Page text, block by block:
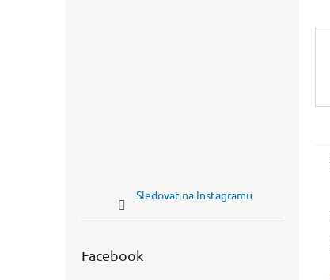
Sledovat na Instagramu
Facebook